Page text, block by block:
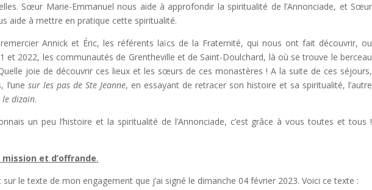
Sœur Marie-Emmanuel nous aide à approfondir la spiritualité de l’Annonciade, et Sœur
aide à mettre en pratique cette spiritualité.
Annick et Éric, les référents laïcs de la Fraternité, qui nous ont fait découvrir, ou
et 2022, les communautés de Grentheville et de Saint-Doulchard, là où se trouve le berceau
joie de découvrir ces lieux et les sœurs de ces monastères ! A la suite de ces séjours,
l’une sur les pas de Ste Jeanne, en essayant de retracer son histoire et sa spiritualité, l’autre
le dizain.
un peu l’histoire et la spiritualité de l’Annonciade, c’est grâce à vous toutes et tous !
et d’offrande.
le texte de mon engagement que j’ai signé le dimanche 04 février 2023. Voici ce texte :